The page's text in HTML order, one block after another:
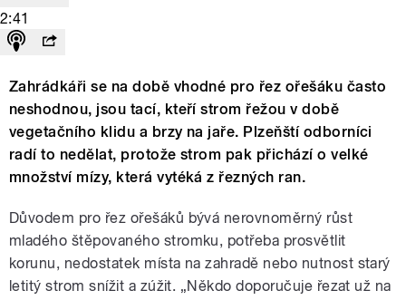
2:41
Zahrádkáři se na době vhodné pro řez ořešáku často
neshodnou, jsou tací, kteří strom řežou v době
vegetačního klidu a brzy na jaře. Plzeňští odborníci
radí to nedělat, protože strom pak přichází o velké
množství mízy, která vytéká z řezných ran.
Důvodem pro řez ořešáků bývá nerovnoměrný růst
mladého štěpovaného stromku, potřeba prosvětlit
korunu, nedostatek místa na zahradě nebo nutnost starý
letitý strom snížit a zúžit. „Někdo doporučuje řezat už na